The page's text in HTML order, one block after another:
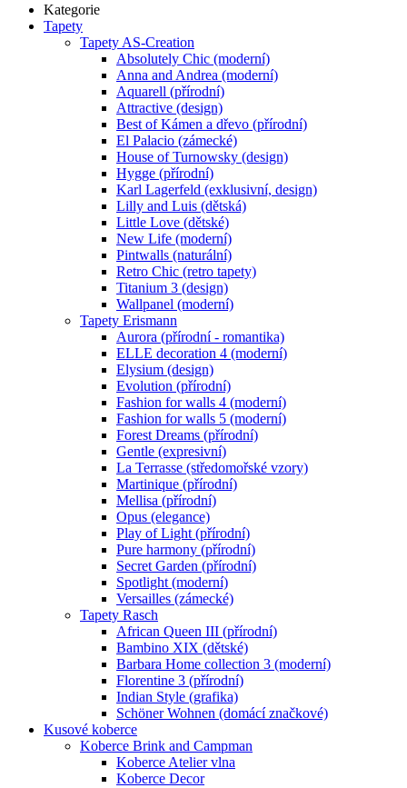
Kategorie
Tapety
Tapety AS-Creation
Absolutely Chic (moderní)
Anna and Andrea (moderní)
Aquarell (přírodní)
Attractive (design)
Best of Kámen a dřevo (přírodní)
El Palacio (zámecké)
House of Turnowsky (design)
Hygge (přírodní)
Karl Lagerfeld (exklusivní, design)
Lilly and Luis (dětská)
Little Love (dětské)
New Life (moderní)
Pintwalls (naturální)
Retro Chic (retro tapety)
Titanium 3 (design)
Wallpanel (moderní)
Tapety Erismann
Aurora (přírodní - romantika)
ELLE decoration 4 (moderní)
Elysium (design)
Evolution (přírodní)
Fashion for walls 4 (moderní)
Fashion for walls 5 (moderní)
Forest Dreams (přírodní)
Gentle (expresivní)
La Terrasse (středomořské vzory)
Martinique (přírodní)
Mellisa (přírodní)
Opus (elegance)
Play of Light (přírodní)
Pure harmony (přírodní)
Secret Garden (přírodní)
Spotlight (moderní)
Versailles (zámecké)
Tapety Rasch
African Queen III (přírodní)
Bambino XIX (dětské)
Barbara Home collection 3 (moderní)
Florentine 3 (přírodní)
Indian Style (grafika)
Schöner Wohnen (domácí značkové)
Kusové koberce
Koberce Brink and Campman
Koberce Atelier vlna
Koberce Decor